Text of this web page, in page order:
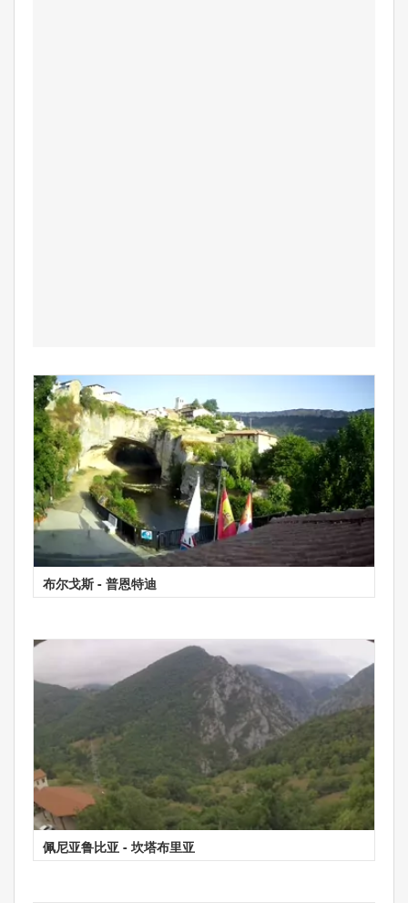
布尔戈斯 - 普恩特迪
佩尼亚鲁比亚 - 坎塔布里亚